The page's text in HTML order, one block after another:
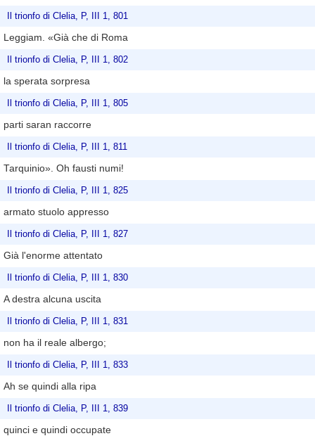
Il trionfo di Clelia, P, III 1, 801
Leggiam. «Già che di Roma
Il trionfo di Clelia, P, III 1, 802
la sperata sorpresa
Il trionfo di Clelia, P, III 1, 805
parti saran raccorre
Il trionfo di Clelia, P, III 1, 811
Tarquinio». Oh fausti numi!
Il trionfo di Clelia, P, III 1, 825
armato stuolo appresso
Il trionfo di Clelia, P, III 1, 827
Già l'enorme attentato
Il trionfo di Clelia, P, III 1, 830
A destra alcuna uscita
Il trionfo di Clelia, P, III 1, 831
non ha il reale albergo;
Il trionfo di Clelia, P, III 1, 833
Ah se quindi alla ripa
Il trionfo di Clelia, P, III 1, 839
quinci e quindi occupate